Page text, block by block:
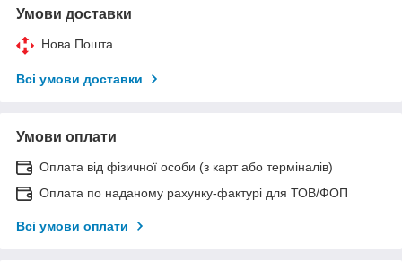
Умови доставки
Нова Пошта
Всі умови доставки
Умови оплати
Оплата від фізичної особи (з карт або терміналів)
Оплата по наданому рахунку-фактурі для ТОВ/ФОП
Всі умови оплати